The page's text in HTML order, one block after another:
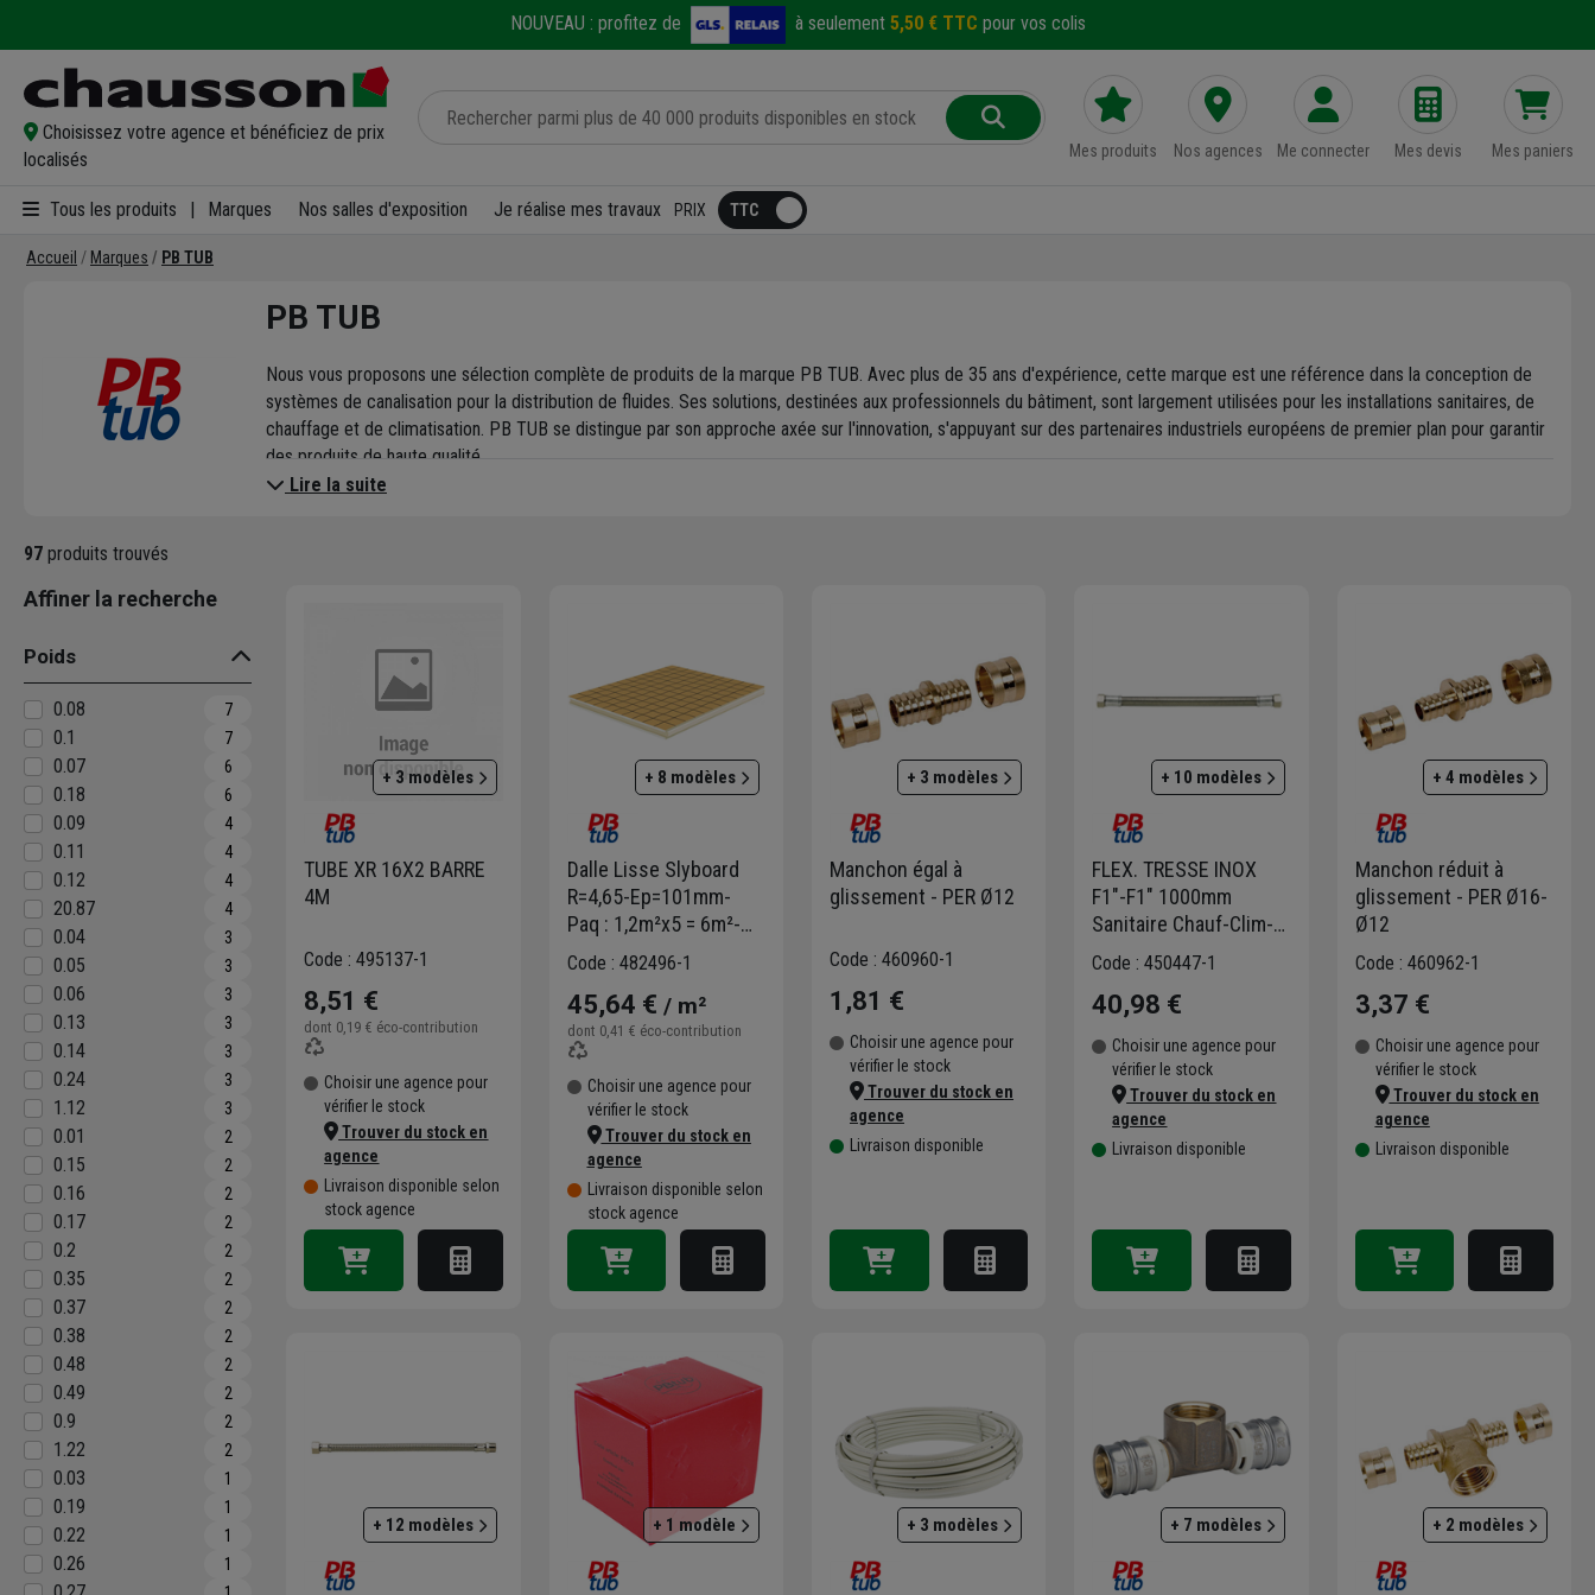
NOUVEAU : profitez de à seulement 5,50 € TTC pour vos colis
Choisissez votre agence et bénéficiez de prix
localisés
Mes produits Nos agences Me connecter Mes devis Mes paniers
Tous les produits Marques Nos salles d'exposition Je réalise mes travaux PRIX
Accueil Marques PB TUB
PB TUB
Nous vous proposons une sélection complète de produits de la marque PB TUB. Avec plus de 35 ans d'expérience, cette marque est une référence dans la conception de
systèmes de canalisation pour la distribution de fluides. Ses solutions, destinées aux professionnels du bâtiment, sont largement utilisées pour les installations sanitaires, de
chauffage et de climatisation. PB TUB se distingue par son approche axée sur l'innovation, s'appuyant sur des partenaires industriels européens de premier plan pour garantir
des produits de haute qualité.
L'offre de PB TUB comprend des systèmes multicouches, des solutions d’hydrodistribution et des systèmes de planchers chauffants. La qualité des produits est assurée par
Lire la suite
97 produits trouvés
Affiner la recherche
Poids
0.08 7
0.1 7
0.07 6
0.18 6
0.09 4
0.11 4
0.12 4
20.87 4
0.04 3
0.05 3
0.06 3
0.13 3
0.14 3
0.24 3
1.12 3
0.01 2
0.15 2
0.16 2
0.17 2
0.2 2
0.35 2
0.37 2
0.38 2
0.48 2
0.49 2
0.9 2
1.22 2
0.03 1
0.19 1
0.22 1
0.26 1
+ 3 modèles
TUBE XR 16X2 BARRE
4M
Code : 495137-1
8,51 €
dont 0,19 € éco-contribution
Choisir une agence pour
vérifier le stock
Trouver du stock en
agence
Livraison disponible selon
stock agence
+ 8 modèles
Dalle Lisse Slyboard
R=4,65-Ep=101mm-
Paq : 1,2m²x5 = 6m²-
Camion complet
Code : 482496-1
45,64 € / m²
dont 0,41 € éco-contribution
Choisir une agence pour
vérifier le stock
Trouver du stock en
agence
Livraison disponible selon
stock agence
+ 3 modèles
Manchon égal à
glissement - PER Ø12
Code : 460960-1
1,81 €
Choisir une agence pour
vérifier le stock
Trouver du stock en
agence
Livraison disponible
+ 10 modèles
FLEX. TRESSE INOX
F1"-F1" 1000mm
Sanitaire Chauf-Clim-
Passage Tuyau Ø25mm
Code : 450447-1
40,98 €
Choisir une agence pour
vérifier le stock
Trouver du stock en
agence
Livraison disponible
+ 4 modèles
Manchon réduit à
glissement - PER Ø16-
Ø12
Code : 460962-1
3,37 €
Choisir une agence pour
vérifier le stock
Trouver du stock en
agence
Livraison disponible
+ 12 modèles + 1 modèle + 3 modèles + 7 modèles + 2 modèles